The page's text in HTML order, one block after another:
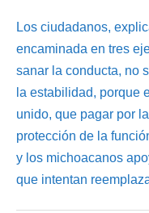
Los ciudadanos,
encaminada en tres
sanar la conducta, no
la estabilidad, porque
unido, que pagar por
protección de la
y los michoacanos
que intentan